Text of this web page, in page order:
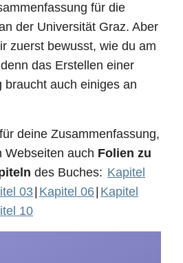
für die
der Universität Graz. Aber
zuerst bewusst, wie du am
das Erstellen einer
braucht auch einiges an
deine Zusammenfassung,
Webseiten auch Folien zu
des Buches: Kapitel
03 Kapitel 06 Kapitel
10